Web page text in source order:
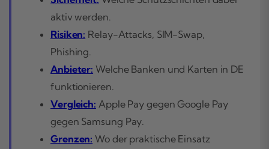
aktiv werden.
Risiken: Relay-Attacks, SIM-Swap,
Phishing.
Anbieter: Welche Banken und Karten in DE
funktionieren.
Vergleich: Apple Pay gegen Google Pay
gegen Samsung Pay.
Grenzen: Wo der praktische Einsatz